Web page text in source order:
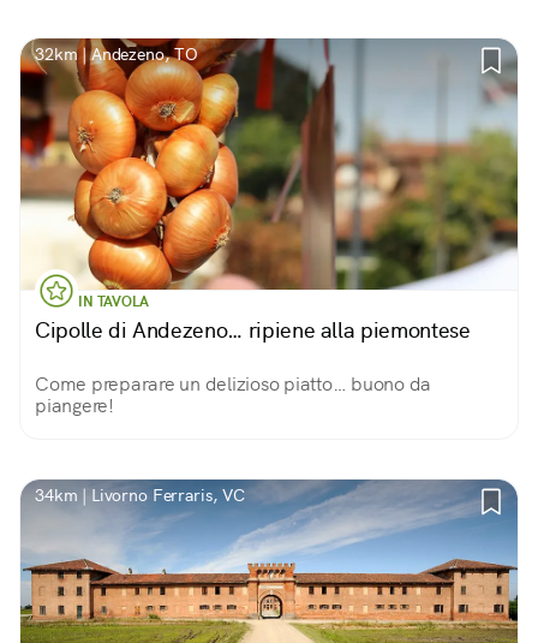
32km | Andezeno, TO
IN TAVOLA
Cipolle di Andezeno… ripiene alla piemontese
Come preparare un delizioso piatto… buono da
piangere!
34km | Livorno Ferraris, VC